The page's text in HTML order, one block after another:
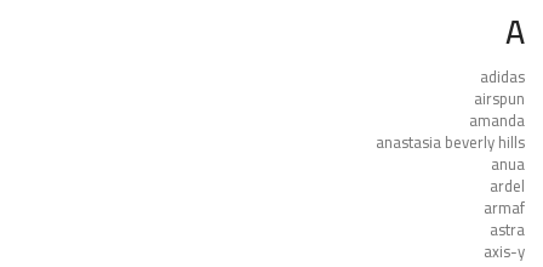
A
adidas
airspun
amanda
anastasia beverly hills
anua
ardel
armaf
astra
axis-y